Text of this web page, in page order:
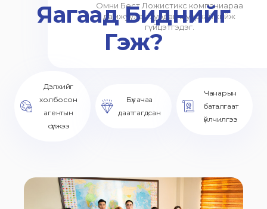
Омни Бест Ложистикс компаниараа
дамжуулан хурдан шуурхай хийж
гүйцэтгэдэг.
Яагаад Биднийг
Гэж?
Дэлхийг
холбосон
агентын
сүлжээ
Бүх ачаа
даатгагдсан
Чанарын
баталгаат
үйлчилгээ